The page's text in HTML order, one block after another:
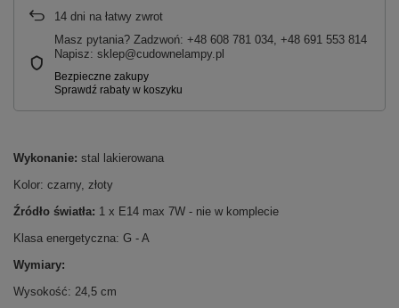
14 dni na łatwy zwrot
Masz pytania? Zadzwoń: +48 608 781 034, +48 691 553 814
Napisz: sklep@cudownelampy.pl
Wykonanie: stal lakierowana
Kolor: czarny, złoty
Źródło światła: 1 x E14 max 7W - nie w komplecie
Klasa energetyczna: G - A
Wymiary:
Wysokość: 24,5 cm